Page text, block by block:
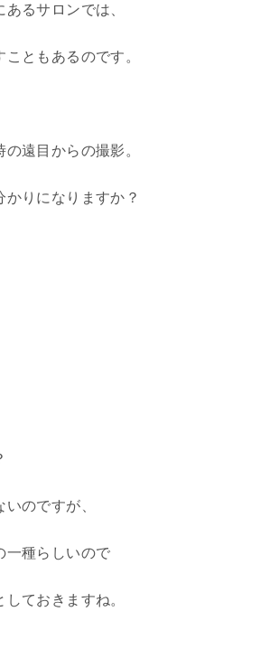
るサロンでは、
ともあるのです。
遠目からの撮影。
りになりますか？
のですが、
一種らしいので
ておきますね。